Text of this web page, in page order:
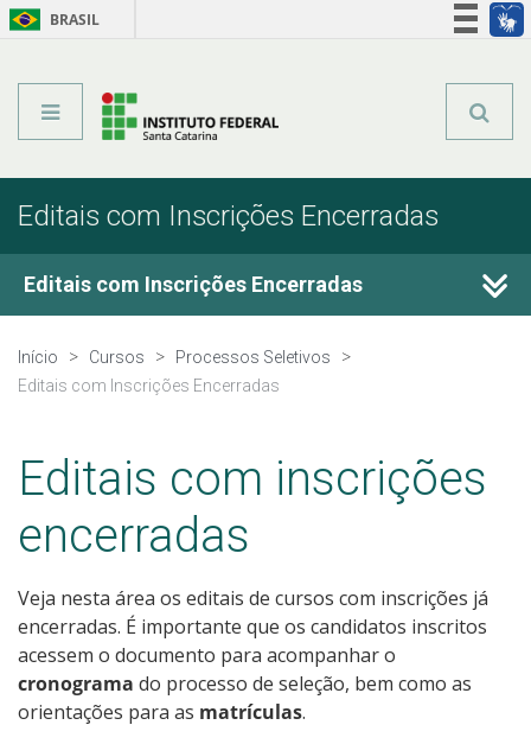
BRASIL
Editais com Inscrições Encerradas
Editais com Inscrições Encerradas
Cursos Técnicos
Qualificação Profissional
Pós-graduação
Educação a Distância
Educação de Jovens e Adultos
Transferências e retornos
Início Cursos
Processos Seletivos
Editais com Inscrições Encerradas
Editais com inscrições
encerradas
Veja nesta área os editais de cursos com inscrições já
encerradas. É importante que os candidatos inscritos
acessem o documento para acompanhar o
cronograma do processo de seleção, bem como as
orientações para as matrículas.